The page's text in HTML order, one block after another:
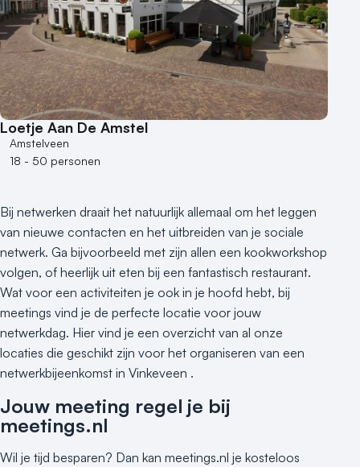
Loetje Aan De Amstel
Amstelveen
18 - 50 personen
Bij netwerken draait het natuurlijk allemaal om het leggen
van nieuwe contacten en het uitbreiden van je sociale
netwerk. Ga bijvoorbeeld met zijn allen een kookworkshop
volgen, of heerlijk uit eten bij een fantastisch restaurant.
Wat voor een activiteiten je ook in je hoofd hebt, bij
meetings vind je de perfecte locatie voor jouw
netwerkdag. Hier vind je een overzicht van al onze
locaties die geschikt zijn voor het organiseren van een
netwerkbijeenkomst in Vinkeveen .
Jouw meeting regel je bij
meetings.nl
Wil je tijd besparen? Dan kan meetings.nl je kosteloos